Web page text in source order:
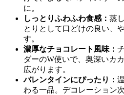
に。
しっとりふわふわ食感： 蒸
とりとして口どけの良い、
す。
濃厚なチョコレート風味：
ダーのW使いで、奥深いカ
広がります。
バレンタインにぴったり：
わる一品。デコレーション